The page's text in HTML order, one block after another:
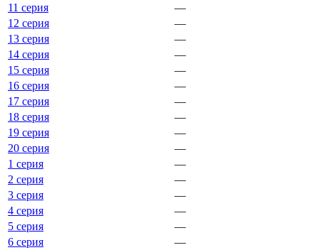
11 серия
—
12 серия
—
13 серия
—
14 серия
—
15 серия
—
16 серия
—
17 серия
—
18 серия
—
19 серия
—
20 серия
—
1 серия
—
2 серия
—
3 серия
—
4 серия
—
5 серия
—
6 серия
—